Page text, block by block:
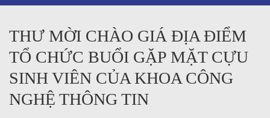
THƯ MỜI CHÀO GIÁ ĐỊA ĐIỂM
TỔ CHỨC BUỔI GẶP MẶT CỰU
SINH VIÊN CỦA KHOA CÔNG
NGHỆ THÔNG TIN